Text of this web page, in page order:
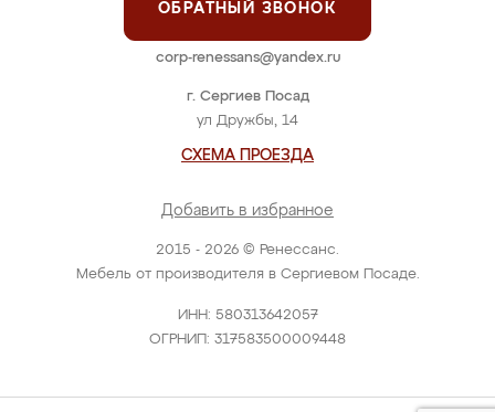
2015 - 2026 © Ренессанс.
Мебель от производителя в Сергиевом Посаде.
ИНН: 580313642057
ОГРНИП: 317583500009448
г. Сергиев Посад
ул Дружбы, 14
СХЕМА ПРОЕЗДА
Добавить в избранное
ОБРАТНЫЙ ЗВОНОК
corp-renessans@yandex.ru